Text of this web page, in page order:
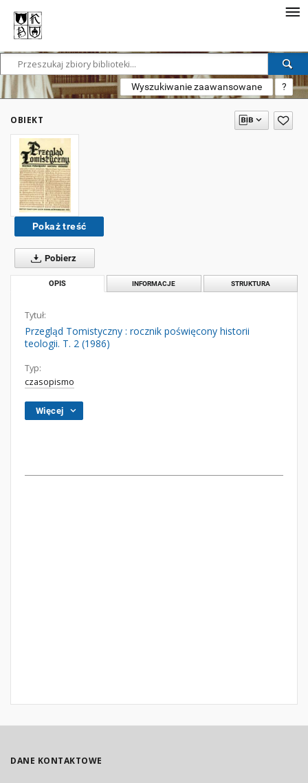
Wyszukiwanie zaawansowane ?
OBIEKT
Pokaż treść
Pobierz
OPIS INFORMACJE STRUKTURA
Tytuł:
Przegląd Tomistyczny : rocznik poświęcony historii
teologii. T. 2 (1986)
Typ:
czasopismo
Więcej
DANE KONTAKTOWE